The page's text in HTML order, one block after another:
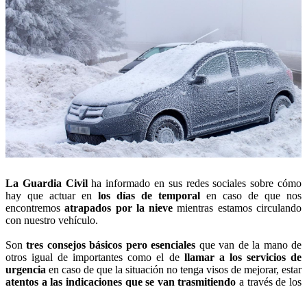
La Guardia Civilha informado en sus redes sociales sobre cómo
hay que actuar en los días de temporal en caso de que nos
encontremosatrapados por la nieve mientras estamos circulando
con nuestro vehículo.
Sontres consejos básicos pero esenciales que van de la mano de
otros igual de importantes como el de llamar a los servicios de
urgencia en caso de que la situación no tenga visos de mejorar, estar
atentos a las indicaciones que se van trasmitiendo a través de los